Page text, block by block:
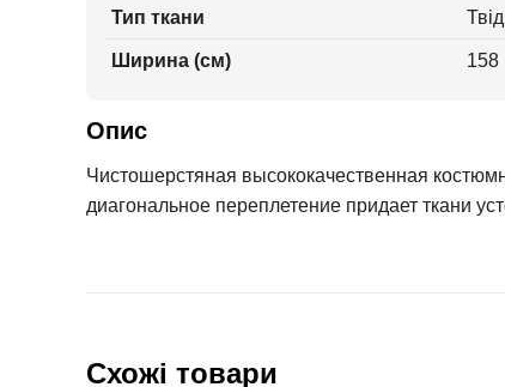
Тип ткани
Ширина (см) 158
Опис
Чистошерстяная высококачественная
диагональное переплетение придает ткани
Схожі товари